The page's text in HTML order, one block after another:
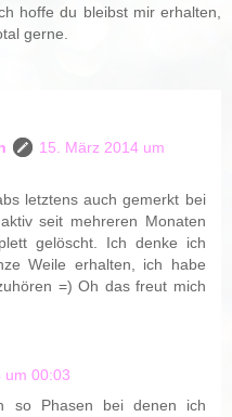
hoffe du bleibst mir erhalten,
gerne.
15. März 2014 um
letztens auch gemerkt bei
seit mehreren Monaten
gelöscht. Ich denke ich
Weile erhalten, ich habe
=) Oh das freut mich
um 00:03
so Phasen bei denen ich